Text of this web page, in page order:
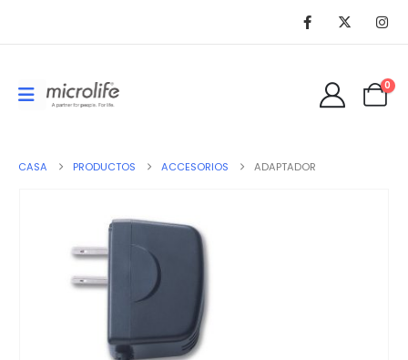
0
CASA PRODUCTOS ACCESORIOS ADAPTADOR